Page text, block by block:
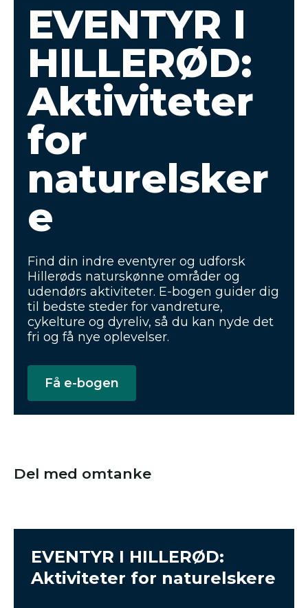
EVENTYR I
HILLERØD:
Aktiviteter
for
naturelsker
e
Find din indre eventyrer og udforsk
Hillerøds naturskønne områder og
udendørs aktiviteter. E-bogen guider dig
til bedste steder for vandreture,
cykelture og dyreliv, så du kan nyde det
fri og få nye oplevelser.
Få e-bogen
Del med omtanke
EVENTYR I HILLERØD:
Aktiviteter for naturelskere